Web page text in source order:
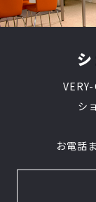
シ
お電話